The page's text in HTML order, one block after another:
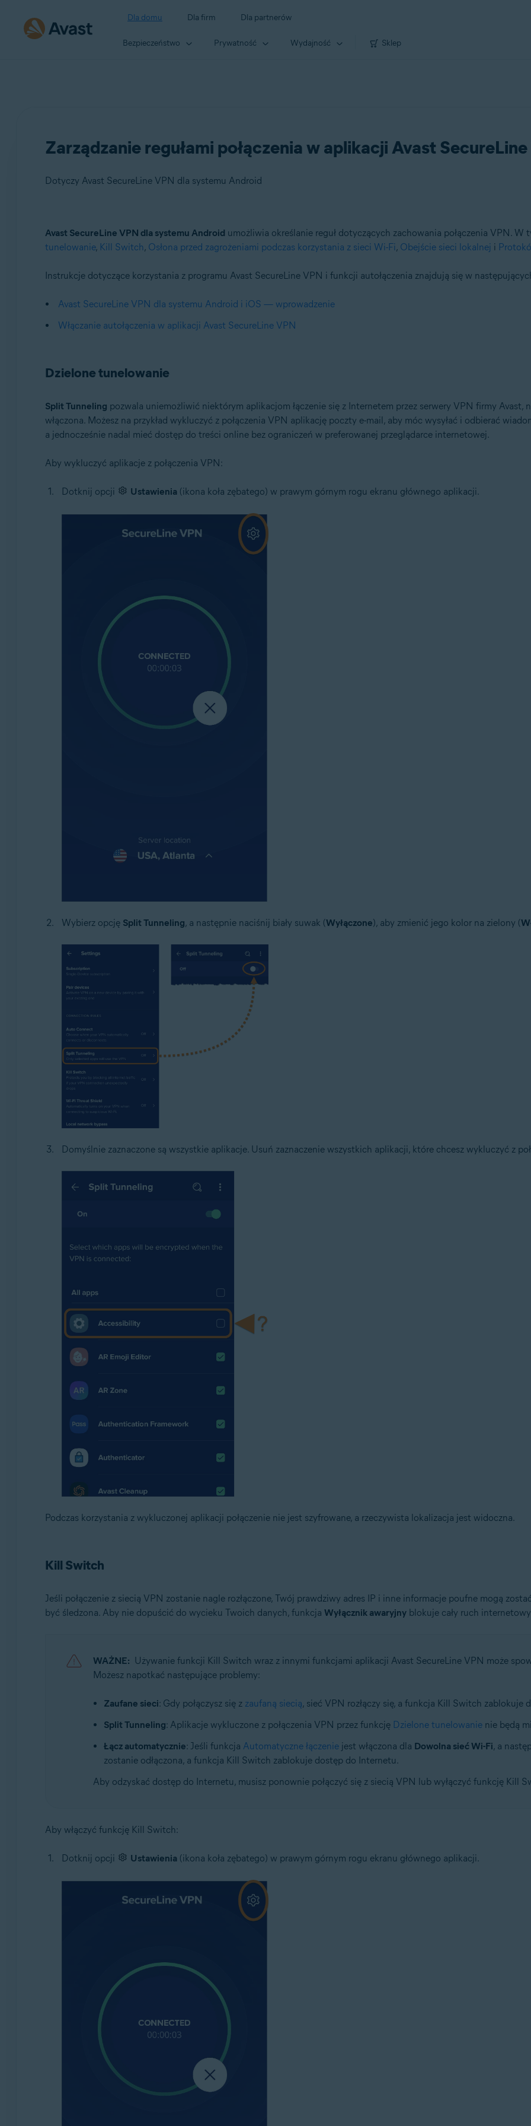
Dla domu Dla firm Dla partnerów
Bezpieczeństwo Prywatność Wydajność Sklep
Zarządzanie regułami połączenia w aplikacji Avast
Dotyczy Avast SecureLine VPN dla systemu Android
Produkty:
Avast SecureLine VPN 6.x dla systemu Android
Systemy operacyjne:
Avast SecureLine VPN dla systemu Android umożliwia określanie reguł dotyczących zachowania połączenia VPN.
tunelowanie, Kill Switch, Osłona przed zagrożeniami podczas korzystania z sieci Wi-Fi, Obejście sieci lokalnej i
Instrukcje dotyczące korzystania z programu Avast SecureLine VPN i funkcji autołączenia znajdują się w
Avast SecureLine VPN dla systemu Android i iOS — wprowadzenie
Włączanie autołączenia w aplikacji Avast SecureLine VPN
Dzielone tunelowanie
Split Tunneling pozwala uniemożliwić niektórym aplikacjom łączenie się z Internetem przez serwery VPN firmy Avast,
włączona. Możesz na przykład wykluczyć z połączenia VPN aplikację poczty e-mail, aby móc wysyłać i odbierać
a jednocześnie nadal mieć dostęp do treści online bez ograniczeń w preferowanej przeglądarce internetowej.
Aby wykluczyć aplikacje z połączenia VPN:
Dotknij opcji Ustawienia(ikona koła zębatego) w prawym górnym rogu ekranu głównego aplikacji.
Wybierz opcję Split Tunneling, a następnie naciśnij biały suwak (Wyłączone), aby zmienić jego kolor na zielony (
Domyślnie zaznaczone są wszystkie aplikacje. Usuń zaznaczenie wszystkich aplikacji, które chcesz wykluczyć z
Podczas korzystania z wykluczonej aplikacji połączenie nie jest szyfrowane, a rzeczywista lokalizacja jest widoczna.
Kill Switch
Jeśli połączenie z siecią VPN zostanie nagle rozłączone, Twój prawdziwy adres IP i inne informacje poufne mogą
być śledzona. Aby nie dopuścić do wycieku Twoich danych, funkcja Wyłącznik awaryjnyblokuje cały ruch
WAŻNE: Używanie funkcji Kill Switch wraz z innymi funkcjami aplikacji Avast SecureLine VPN może
Możesz napotkać następujące problemy:
Zaufane sieci: Gdy połączysz się z zaufaną siecią, sieć VPN rozłączy się, a funkcja Kill Switch zablokuje
Split Tunneling: Aplikacje wykluczone z połączenia VPN przez funkcję Dzielone tunelowanienie będą
Łącz automatycznie: Jeśli funkcja Automatyczne łączeniejest włączona dla Dowolna sieć Wi-Fi, a
zostanie odłączona, a funkcja Kill Switch zablokuje dostęp do Internetu.
Aby odzyskać dostęp do Internetu, musisz ponownie połączyć się z siecią VPN lub wyłączyć funkcję Kill
Aby włączyć funkcję Kill Switch:
Dotknij opcji Ustawienia(ikona koła zębatego) w prawym górnym rogu ekranu głównego aplikacji.